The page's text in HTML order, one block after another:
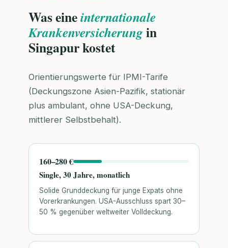
Was eineinternationale
Krankenversicherungin
Singapur kostet
Orientierungswerte für IPMI-Tarife
(Deckungszone Asien-Pazifik, stationär
plus ambulant, ohne USA-Deckung,
mittlerer Selbstbehalt).
160–280 €
Single, 30 Jahre, monatlich
Solide Grunddeckung für junge Expats ohne
Vorerkrankungen. USA-Ausschluss spart 30–
50 % gegenüber weltweiter Volldeckung.